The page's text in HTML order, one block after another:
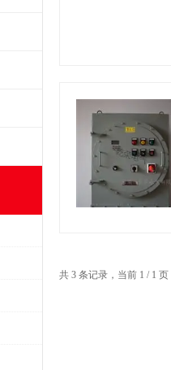
共 3 条记录，当前 1 / 1